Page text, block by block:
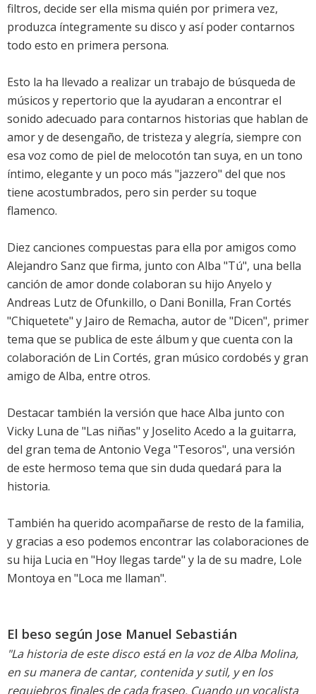
filtros, decide ser ella misma quién por primera vez,
produzca íntegramente su disco y así poder contarnos
todo esto en primera persona.
Esto la ha llevado a realizar un trabajo de búsqueda de
músicos y repertorio que la ayudaran a encontrar el
sonido adecuado para contarnos historias que hablan de
amor y de desengaño, de tristeza y alegría, siempre con
esa voz como de piel de melocotón tan suya, en un tono
íntimo, elegante y un poco más "jazzero" del que nos
tiene acostumbrados, pero sin perder su toque
flamenco.
Diez canciones compuestas para ella por amigos como
Alejandro Sanz que firma, junto con Alba "Tú", una bella
canción de amor donde colaboran su hijo Anyelo y
Andreas Lutz de Ofunkillo, o Dani Bonilla, Fran Cortés
"Chiquetete" y Jairo de Remacha, autor de "Dicen", primer
tema que se publica de este álbum y que cuenta con la
colaboración de Lin Cortés, gran músico cordobés y gran
amigo de Alba, entre otros.
Destacar también la versión que hace Alba junto con
Vicky Luna de "Las niñas" y Joselito Acedo a la guitarra,
del gran tema de Antonio Vega "Tesoros", una versión
de este hermoso tema que sin duda quedará para la
historia.
También ha querido acompañarse de resto de la familia,
y gracias a eso podemos encontrar las colaboraciones de
su hija Lucia en "Hoy llegas tarde" y la de su madre, Lole
Montoya en "Loca me llaman".
El beso según Jose Manuel Sebastián
"La historia de este disco está en la voz de Alba Molina,
en su manera de cantar, contenida y sutil, y en los
requiebros finales de cada fraseo. Cuando un vocalista